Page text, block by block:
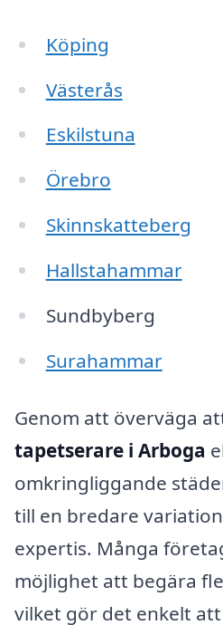
Köping
Västerås
Eskilstuna
Örebro
Skinnskatteberg
Hallstahammar
Sundbyberg
Surahammar
Genom att överväga
tapetserare i Arboga
omkringliggande
till en bredare
expertis. Många
möjlighet att begära
vilket gör det enkelt